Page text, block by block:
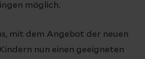
möglich.
mit dem Angebot der neuen
nun einen geeigneten